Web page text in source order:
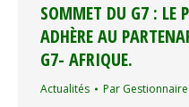
SOMMET DU G7 : LE
ADHÈRE AU
G7- AFRIQUE.
Actualités Par Gestionnaire